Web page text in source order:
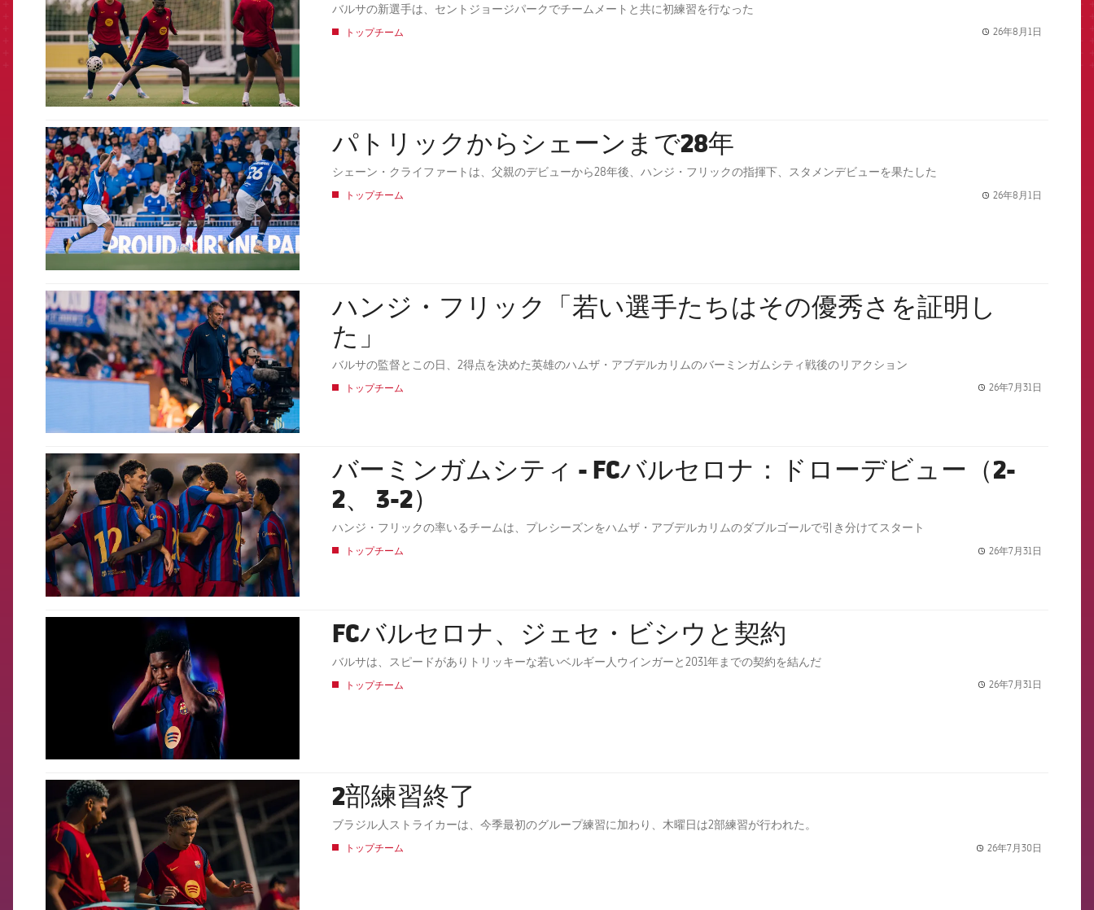
バルサの新選手は、セントジョージパークでチームメートと共に初練習を行なった
トップチーム 26年8月1日
FCB Barcelona badge パトリックからシェーンまで28年
シェーン・クライファートは、父親のデビューから28年後、ハンジ・フリックの指揮下、スタメンデビューを果たした
トップチーム 26年8月1日
FCB Barcelona badge
ハンジ・フリック「若い選手たちはその優秀さを証明し
た」
バルサの監督とこの日、2得点を決めた英雄のハムザ・アブデルカリムのバーミンガムシティ戦後のリアクション
トップチーム 26年7月31日
FCB Barcelona badge
バーミンガムシティ - FCバルセロナ：ドローデビュー（2-
2、 3-2）
ハンジ・フリックの率いるチームは、プレシーズンをハムザ・アブデルカリムのダブルゴールで引き分けてスタート
トップチーム 26年7月31日
FCバルセロナ、ジェセ・ビシウと契約
バルサは、スピードがありトリッキーな若いベルギー人ウインガーと2031年までの契約を結んだ
トップチーム 26年7月31日
FCB Barcelona badge 2部練習終了
ブラジル人ストライカーは、今季最初のグループ練習に加わり、木曜日は2部練習が行われた。
トップチーム 26年7月30日